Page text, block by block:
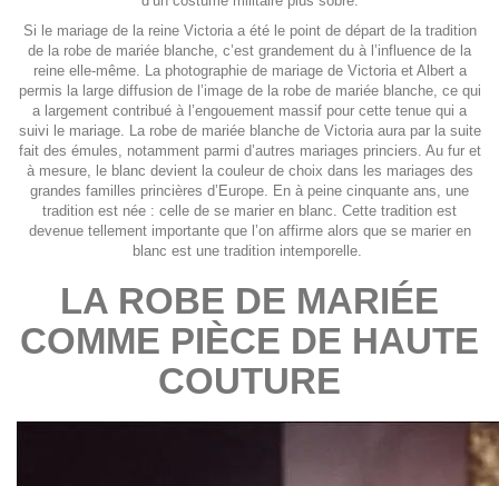
Si le mariage de la reine Victoria a été le point de départ de la tradition
de la robe de mariée blanche, c’est grandement du à l’influence de la
reine elle-même. La photographie de mariage de Victoria et Albert a
permis la large diffusion de l’image de la robe de mariée blanche, ce qui
a largement contribué à l’engouement massif pour cette tenue qui a
suivi le mariage. La robe de mariée blanche de Victoria aura par la suite
fait des émules, notamment parmi d’autres mariages princiers. Au fur et
à mesure, le blanc devient la couleur de choix dans les mariages des
grandes familles princières d’Europe. En à peine cinquante ans, une
tradition est née : celle de se marier en blanc. Cette tradition est
devenue tellement importante que l’on affirme alors que se marier en
blanc est une tradition intemporelle.
LA ROBE DE MARIÉE
COMME PIÈCE DE HAUTE
COUTURE